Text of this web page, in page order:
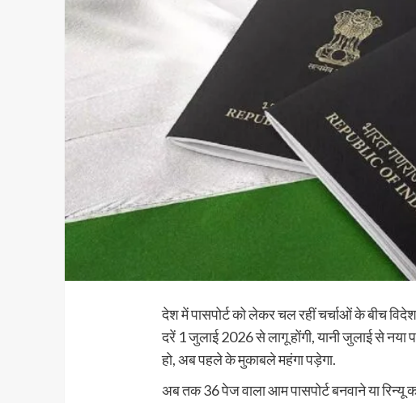
देश में पासपोर्ट को लेकर चल रहीं चर्चाओं के बीच
दरें 1 जुलाई 2026 से लागू होंगी, यानी जुलाई से नया
हो, अब पहले के मुकाबले महंगा पड़ेगा.
अब तक 36 पेज वाला आम पासपोर्ट बनवाने या